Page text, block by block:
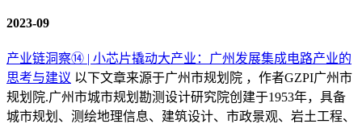
2023-09
产业链洞察⑭ | 小芯片撬动大产业：广州发展集成电路产业的
思考与建议 以下文章来源于广州市规划院 ，作者GZPI广州市
规划院.广州市城市规划勘测设计研究院创建于1953年，具备
城市规划、测绘地理信息、建筑设计、市政景观、岩土工程、